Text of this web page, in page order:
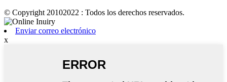
© Copyright 20102022 : Todos los derechos reservados.
Enviar correo electrónico
x